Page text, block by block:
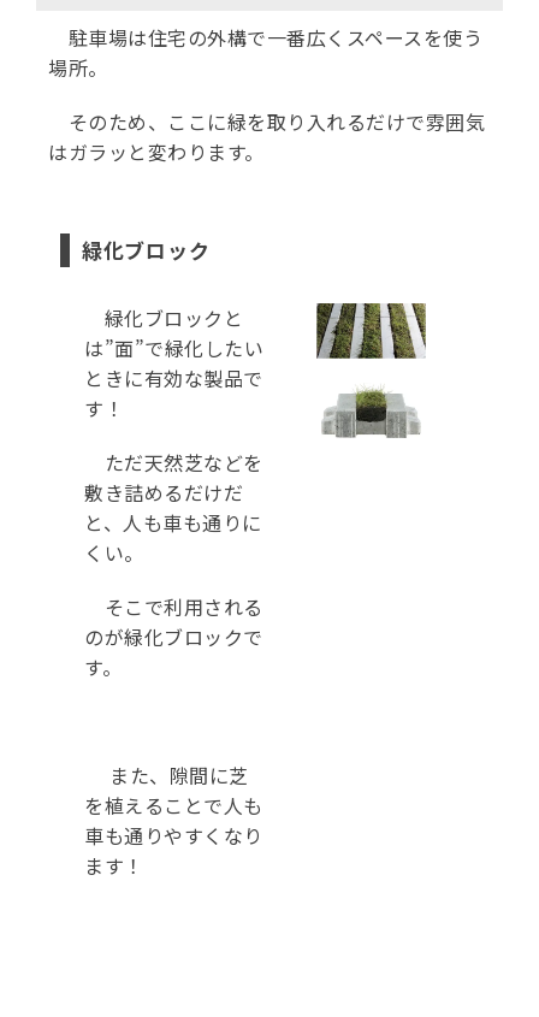
駐車場は住宅の外構で一番広くスペースを使う
場所。
そのため、ここに緑を取り入れるだけで雰囲気
はガラッと変わります。
緑化ブロック
緑化ブロックと
は”面”で緑化したい
ときに有効な製品で
す！
ただ天然芝などを
敷き詰めるだけだ
と、人も車も通りに
くい。
そこで利用される
のが緑化ブロックで
す。
また、隙間に芝
を植えることで人も
車も通りやすくなり
ます！